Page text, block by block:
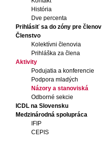
História
Dve percenta
Prihlásiť sa do zóny pre členov
Členstvo
Kolektívni členovia
Prihláška za člena
Aktivity
Podujatia a konferencie
Podpora mladých
Názory a stanoviská
Odborné sekcie
ICDL na Slovensku
Medzinárodná spolupráca
IFIP
CEPIS